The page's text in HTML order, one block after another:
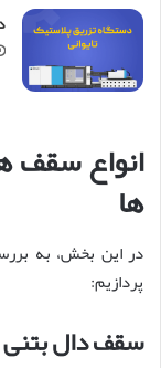
انواع سقف
ها
در این بخش، به
پردازیم:
سقف دال بتنی